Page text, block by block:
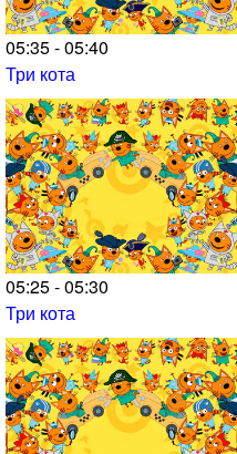
05:35 - 05:40
Три кота
05:25 - 05:30
Три кота